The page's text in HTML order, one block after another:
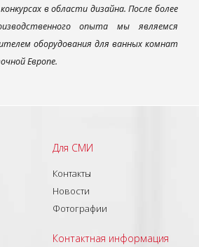
в области дизайна. После более
опыта мы являемся
оборудования для ванных комнат
Европе.
Для СМИ
Контакты
Новости
Фотографии
Контактная информация